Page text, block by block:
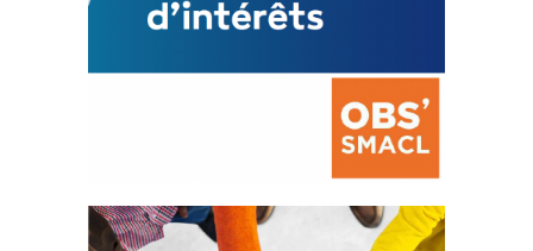
La prévention des conflits
d’intérêts